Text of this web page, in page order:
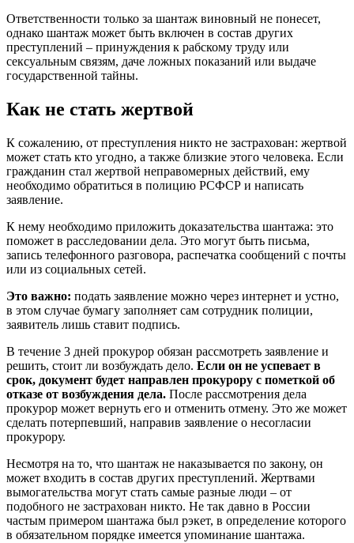
Ответственности только за шантаж виновный не понесет,
однако шантаж может быть включен в состав других
преступлений – принуждения к рабскому труду или
сексуальным связям, даче ложных показаний или выдаче
государственной тайны.
Как не стать жертвой
К сожалению, от преступления никто не застрахован: жертвой
может стать кто угодно, а также близкие этого человека. Если
гражданин стал жертвой неправомерных действий, ему
необходимо обратиться в полицию РСФСР и написать
заявление.
К нему необходимо приложить доказательства шантажа: это
поможет в расследовании дела. Это могут быть письма,
запись телефонного разговора, распечатка сообщений с почты
или из социальных сетей.
Это важно: подать заявление можно через интернет и устно,
в этом случае бумагу заполняет сам сотрудник полиции,
заявитель лишь ставит подпись.
В течение 3 дней прокурор обязан рассмотреть заявление и
решить, стоит ли возбуждать дело. Если он не успевает в
срок, документ будет направлен прокурору с пометкой об
отказе от возбуждения дела. После рассмотрения дела
прокурор может вернуть его и отменить отмену. Это же может
сделать потерпевший, направив заявление о несогласии
прокурору.
Несмотря на то, что шантаж не наказывается по закону, он
может входить в состав других преступлений. Жертвами
вымогательства могут стать самые разные люди – от
подобного не застрахован никто. Не так давно в России
частым примером шантажа был рэкет, в определение которого
в обязательном порядке имеется упоминание шантажа.